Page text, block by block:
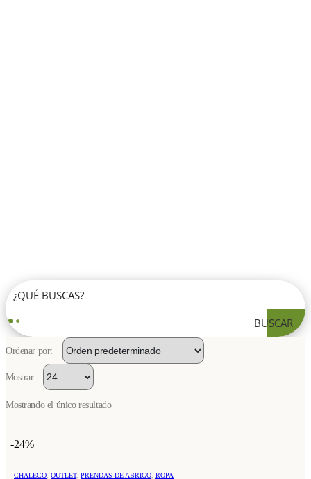
BUSCAR
Ordenar por:
Mostrar:
Mostrando el único resultado
-24%
CHALECO OUTLET, PRENDAS DE ABRIGO ROPA